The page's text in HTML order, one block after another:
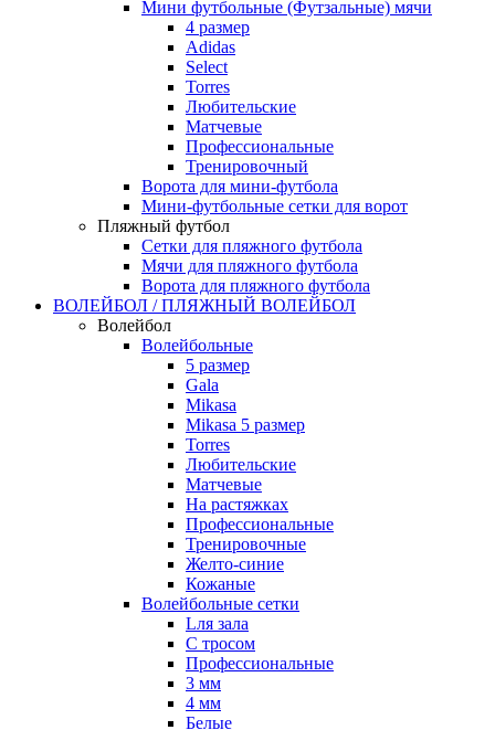
Мини футбольные (Футзальные) мячи
4 размер
Adidas
Select
Torres
Любительские
Матчевые
Профессиональные
Тренировочный
Ворота для мини-футбола
Мини-футбольные сетки для ворот
Пляжный футбол
Сетки для пляжного футбола
Мячи для пляжного футбола
Ворота для пляжного футбола
ВОЛЕЙБОЛ / ПЛЯЖНЫЙ ВОЛЕЙБОЛ
Волейбол
Волейбольные
5 размер
Gala
Mikasa
Mikasa 5 размер
Torres
Любительские
Матчевые
На растяжках
Профессиональные
Тренировочные
Желто-синие
Кожаные
Волейбольные сетки
Lля зала
C тросом
Профессиональные
3 мм
4 мм
Белые